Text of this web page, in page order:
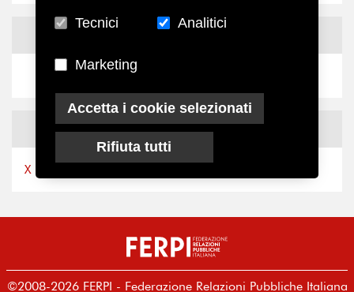
NewsFacebook
NewsX
X by Ferpi2puntozero
©2008-2026 FERPI - Federazione Relazioni Pubbliche Italiana
Tecnici Analitici
Marketing
Accetta i cookie selezionati
Rifiuta tutti